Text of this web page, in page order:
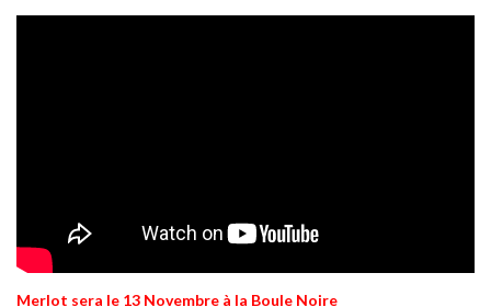
Merlot sera le 13 Novembre à la Boule Noire